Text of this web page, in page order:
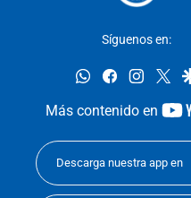
Síguenos en:
whatsappfacebook
Más contenido en
Descarga nuestra app en